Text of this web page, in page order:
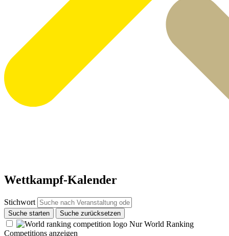
Wettkampf-Kalender
Stichwort
Suche starten Suche zurücksetzen
Nur World Ranking
Competitions anzeigen